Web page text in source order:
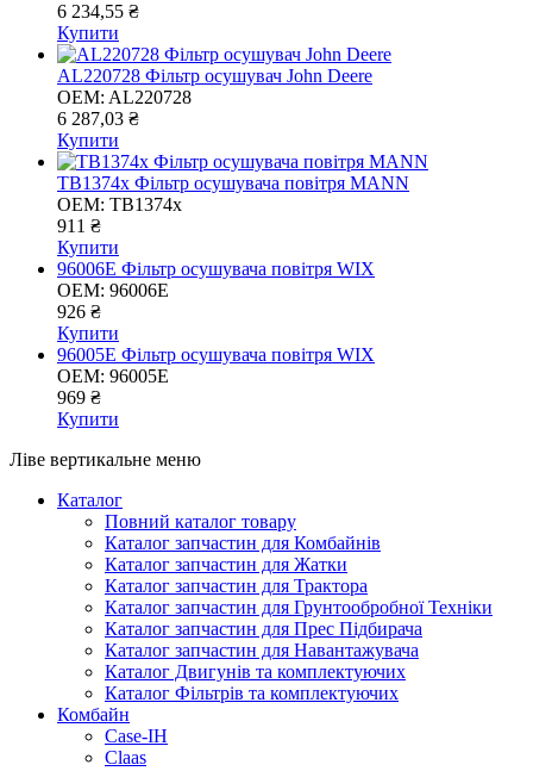
6 234,55 ₴
Купити
AL220728 Фільтр осушувач John Deere
OEM: AL220728
6 287,03 ₴
Купити
TB1374x Фільтр осушувача повітря MANN
OEM: TB1374x
911 ₴
Купити
96006E Фільтр осушувача повітря WIX
OEM: 96006E
926 ₴
Купити
96005E Фільтр осушувача повітря WIX
OEM: 96005E
969 ₴
Купити
Ліве вертикальне меню
Каталог
Повний каталог товару
Каталог запчастин для Комбайнів
Каталог запчастин для Жатки
Каталог запчастин для Трактора
Каталог запчастин для Грунтообробної Техніки
Каталог запчастин для Прес Підбирача
Каталог запчастин для Навантажувача
Каталог Двигунів та комплектуючих
Каталог Фільтрів та комплектуючих
Комбайн
Case-IH
Claas